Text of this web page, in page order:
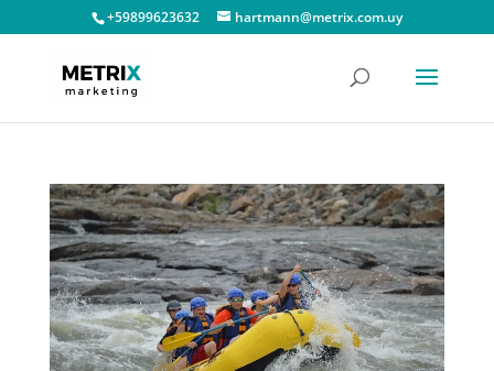
+59899623632 hartmann@metrix.com.uy